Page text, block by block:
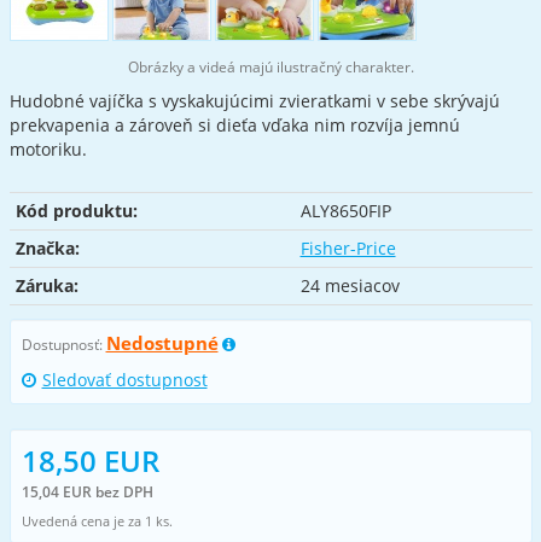
Obrázky a videá majú ilustračný charakter.
Hudobné vajíčka s vyskakujúcimi zvieratkami v sebe skrývajú
prekvapenia a zároveň si dieťa vďaka nim rozvíja jemnú
motoriku.
Kód produktu:
ALY8650FIP
Značka:
Fisher-Price
Záruka:
24 mesiacov
Dostupnosť: Nedostupné
Sledovať dostupnost
18,50 EUR
15,04 EUR bez DPH
Uvedená cena je za 1 ks.